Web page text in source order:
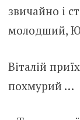
звичайно і
молодший,
Віталій
похмурий …